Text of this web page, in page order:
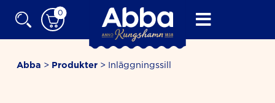
0
Abba > Produkter > Inläggningssill